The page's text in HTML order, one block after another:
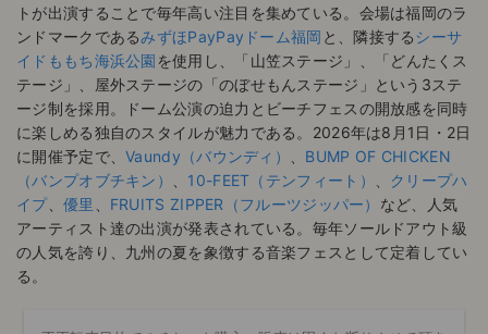
トが出演することで毎年高い注目を集めている。会場は福岡のラ
ンドマークであるみずほPayPayドーム福岡 と、隣接する シーサ
イドももち海浜公園 を使用し、「山笠ステージ」、「どんたくス
テージ」、屋外ステージの「のぼせもんステージ」という3ステ
ージ制を採用。ドーム公演の迫力とビーチフェスの開放感を同時
に楽しめる独自のスタイルが魅力である。2026年は8月1日・2日
に開催予定で、Vaundy（バウンディ）
BUMP OF CHICKEN
（バンプオブチキン）
10-FEET（テンフィート）
クリープハ
イプ、 優里 FRUITS ZIPPER（フルーツジッパー） など、人気
アーティスト達の出演が発表されている。毎年ソールドアウト級
の人気を誇り、九州の夏を象徴する音楽フェスとして定着してい
る。